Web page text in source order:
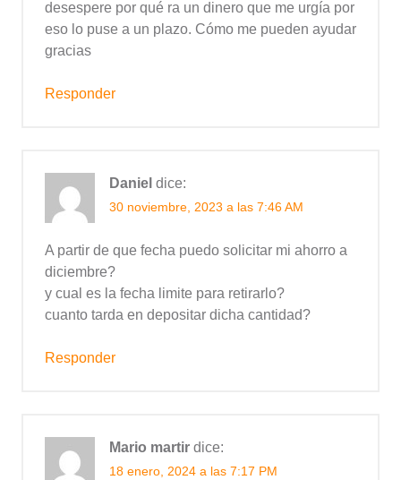
desespere por qué ra un dinero que me urgía por
eso lo puse a un plazo. Cómo me pueden ayudar
gracias
Responder
Daniel dice:
30 noviembre, 2023 a las 7:46 AM
A partir de que fecha puedo solicitar mi ahorro a
diciembre?
y cual es la fecha limite para retirarlo?
cuanto tarda en depositar dicha cantidad?
Responder
Mario martir dice:
18 enero, 2024 a las 7:17 PM